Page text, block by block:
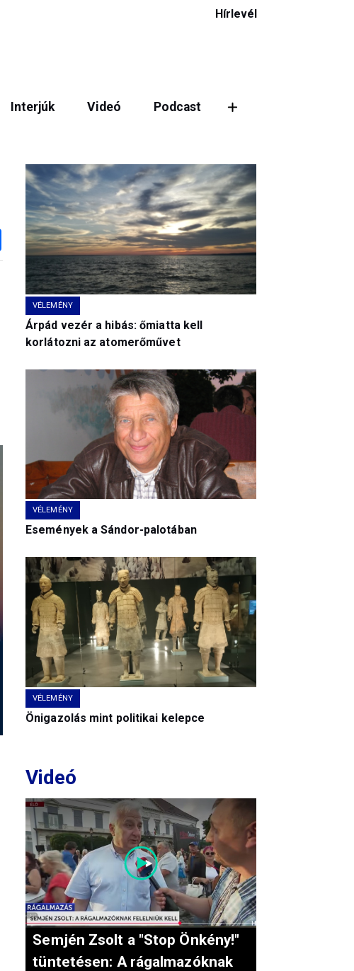
Hírlevél
Interjúk Videó Podcast
Megosztás
VÉLEMÉNY
Árpád vezér a hibás: őmiatta kell
korlátozni az atomerőművet
VÉLEMÉNY
Események a Sándor-palotában
VÉLEMÉNY
Önigazolás mint politikai kelepce
Videó
Semjén Zsolt a "Stop Önkény!"
tüntetésen: A rágalmazóknak